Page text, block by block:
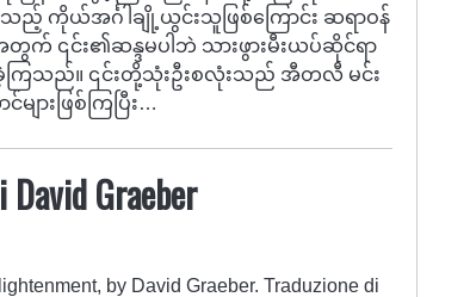
ကိုယ်အင်္ဂါချို့ယွင်းသူဖြစ်ကြောင်း ဆရာဝန်
က် ၎င်း၏ဆန္ဒမပါဘဲ သားဖွားမီးယပ်ဆိုင်ရာ
ကြသည်။ ၎င်းတို့သုံးဦးစလုံးသည် အီတလီ မင်း
ျားဖြစ်ကြပြီး…
Graeber
by David Graeber. Traduzione di